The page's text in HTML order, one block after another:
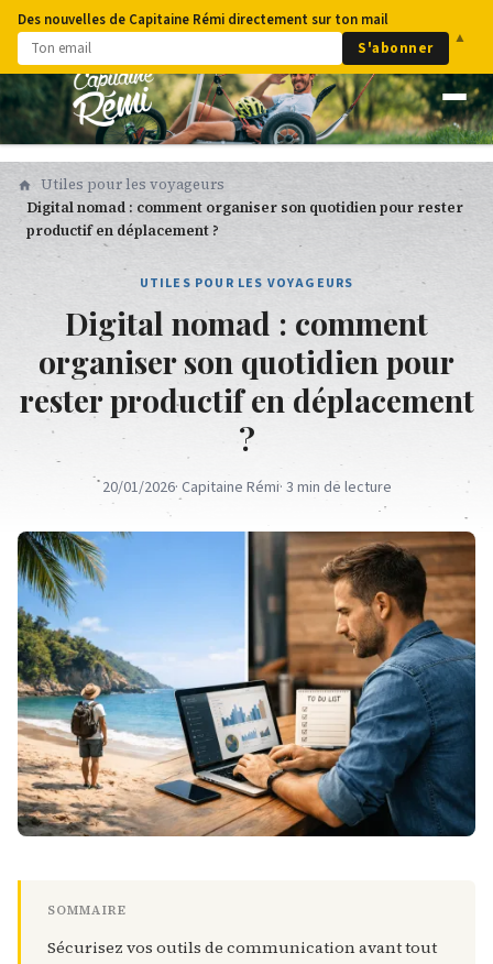
Des nouvelles de Capitaine Rémi directement sur ton mail
S'abonner
▲
Utiles pour les voyageurs
Digital nomad : comment organiser son quotidien pour rester
productif en déplacement ?
UTILES POUR LES VOYAGEURS
Digital nomad : comment
organiser son quotidien pour
rester productif en déplacement
?
20/01/2026· Capitaine Rémi· 3 min de lecture
SOMMAIRE
Sécurisez vos outils de communication avant tout